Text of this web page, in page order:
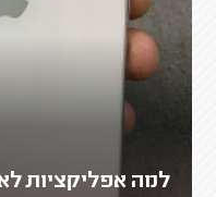
למה אפליקציות